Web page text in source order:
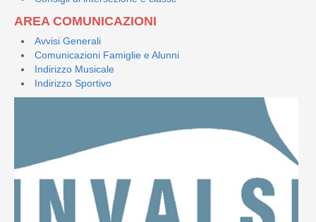
AREA COMUNICAZIONI
Avvisi Generali
Comunicazioni Famiglie e Alunni
Indirizzo Musicale
Indirizzo Sportivo